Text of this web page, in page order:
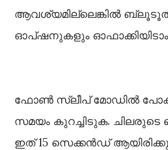
ആവശ്യമില്ലെങ്കിൽ
ഓപ്ഷനുകളും
ഫോൺ സ്ലീപ് മോഡിൽ
സമയം കുറച്ചിടുക. ചിലരുടെ
ഇത് 15 സെക്കൻഡ്